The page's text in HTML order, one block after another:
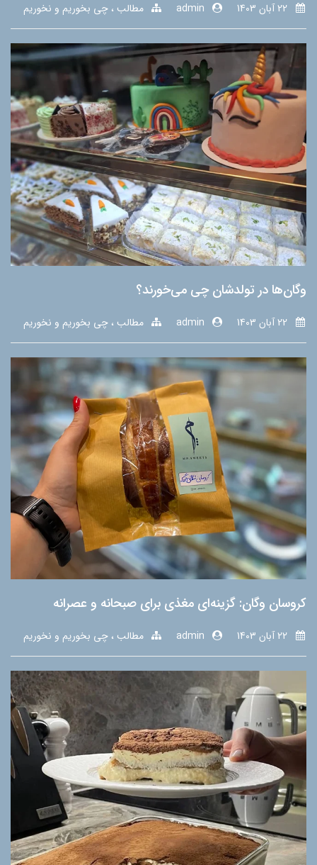
admin مطالب چی بخوریم و نخوریم
وگان‌ها در تولدشان چی می‌خورند؟
admin مطالب چی بخوریم و نخوریم
کروسان وگان: گزینه‌ای مغذی برای صبحانه و عصرانه
admin مطالب چی بخوریم و نخوریم